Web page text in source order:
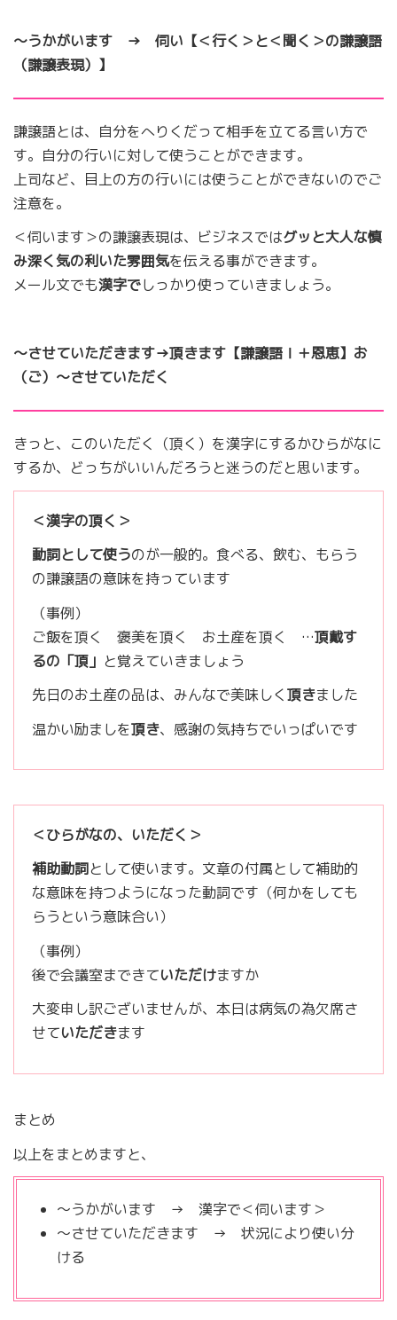
～うかがいます → 伺い【＜行く＞と＜聞く＞の謙譲語
（謙譲表現）】
謙譲語とは、自分をへりくだって相手を立てる言い方で
す。自分の行いに対して使うことができます。
上司など、目上の方の行いには使うことができないのでご
注意を。
＜伺います＞の謙譲表現は、ビジネスではグッと大人な慎
み深く気の利いた雰囲気を伝える事ができます。
メール文でも漢字でしっかり使っていきましょう。
～させていただきます→頂きます【謙譲語Ⅰ＋恩恵】お
（ご）～させていただく
きっと、このいただく（頂く）を漢字にするかひらがなに
するか、どっちがいいんだろうと迷うのだと思います。
＜漢字の頂く＞
動詞として使うのが一般的。食べる、飲む、もらう
の謙譲語の意味を持っています
（事例）
ご飯を頂く 褒美を頂く お土産を頂く …頂戴す
るの「頂」 と覚えていきましょう
先日のお土産の品は、みんなで美味しく頂きました
温かい励ましを頂き、感謝の気持ちでいっぱいです
＜ひらがなの、いただく＞
補助動詞として使います。文章の付属として補助的
な意味を持つようになった動詞です（何かをしても
らうという意味合い）
（事例）
後で会議室まできていただけますか
大変申し訳ございませんが、本日は病気の為欠席さ
せていただきます
まとめ
以上をまとめますと、
～うかがいます → 漢字で＜伺います＞
～させていただきます → 状況により使い分
ける